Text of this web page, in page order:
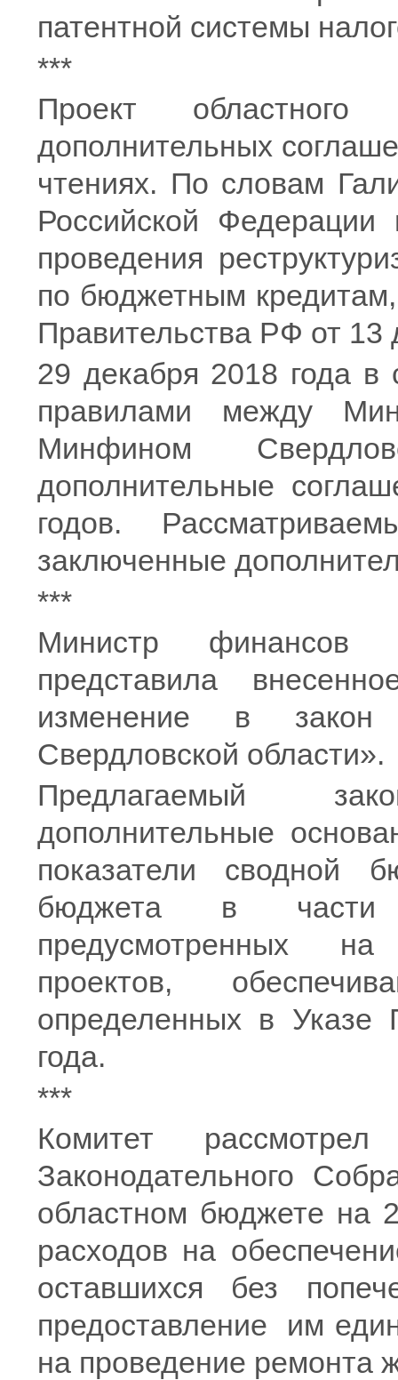
патентной системы
***
Проект
дополнительных
чтениях. По словам
Российской
проведения
по бюджетным
Правительства РФ от 13
29 декабря 2018 года в
правилами между
Минфином
дополнительные
годов.
заключенные
***
Министр финансов
представила
изменение в
Свердловской области».
Предлагаемый
дополнительные
показатели сводной
бюджета в части
предусмотренных
проектов,
определенных в
года.
***
Комитет рассмотрел
Законодательного
областном бюджете на
расходов на
оставшихся без
предоставление им
на проведение